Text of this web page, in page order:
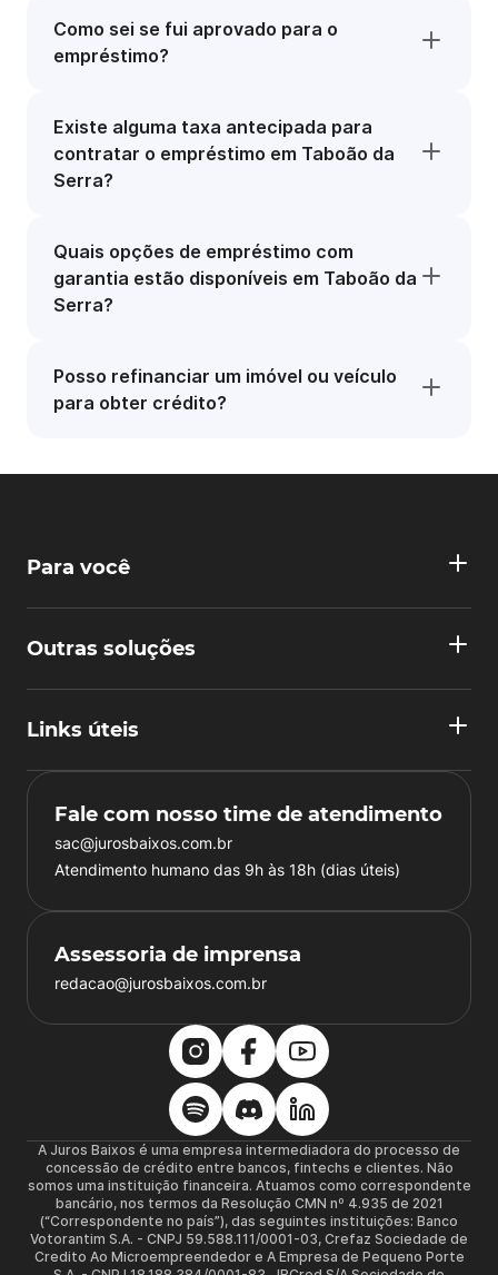
Como sei se fui aprovado para o
empréstimo?
Existe alguma taxa antecipada para
contratar o empréstimo em Taboão da
Serra?
Quais opções de empréstimo com
garantia estão disponíveis em Taboão da
Serra?
Posso refinanciar um imóvel ou veículo
para obter crédito?
Para você
Outras soluções
Links úteis
Fale com nosso time de atendimento
sac@jurosbaixos.com.br
Atendimento humano das 9h às 18h (dias úteis)
Assessoria de imprensa
redacao@jurosbaixos.com.br
A Juros Baixos é uma empresa intermediadora do processo de
concessão de crédito entre bancos, fintechs e clientes. Não
somos uma instituição financeira. Atuamos como correspondente
bancário, nos termos da Resolução CMN nº 4.935 de 2021
(“Correspondente no país”), das seguintes instituições: Banco
Votorantim S.A. - CNPJ 59.588.111/0001-03, Crefaz Sociedade de
Credito Ao Microempreendedor e A Empresa de Pequeno Porte